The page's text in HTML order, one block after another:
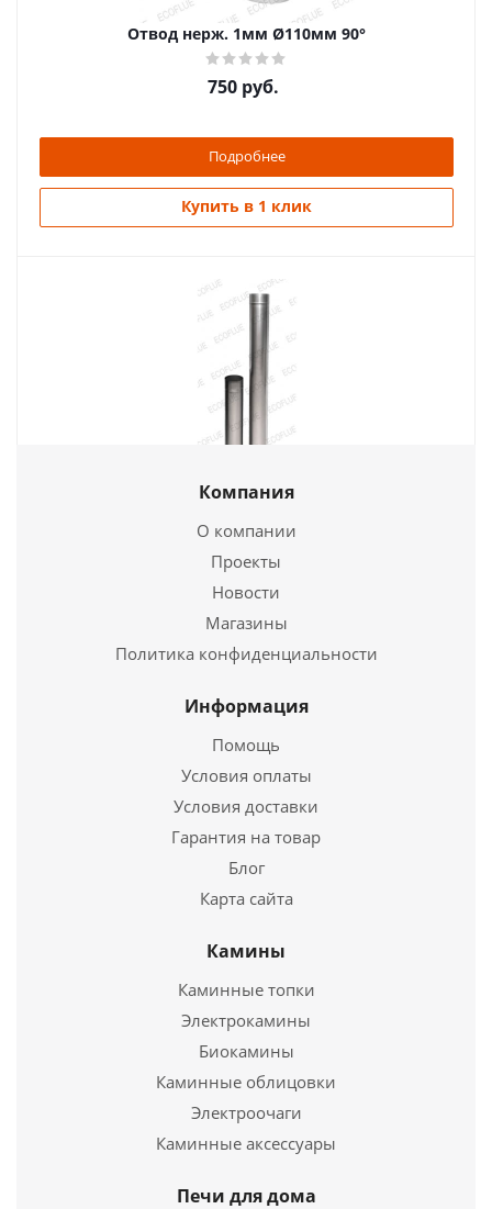
Отвод нерж. 1мм Ø110мм 90°
750руб.
Подробнее
Купить в 1 клик
440руб.
Подробнее
Купить в 1 клик
Купить в 1 клик
Компания
О компании
Проекты
Новости
Магазины
Политика конфиденциальности
Информация
Помощь
Условия оплаты
Условия доставки
Гарантия на товар
Блог
Карта сайта
Камины
Каминные топки
Электрокамины
Биокамины
Каминные облицовки
Электроочаги
Каминные аксессуары
Печи для дома